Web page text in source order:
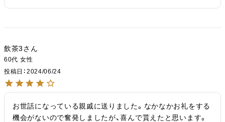
飲茶3
60代 女性
投稿日
2024/06/24
お世話になっている親戚に送りました。なかなかお礼をする
機会がないので奮発しましたが、喜んで貰えたと思います。